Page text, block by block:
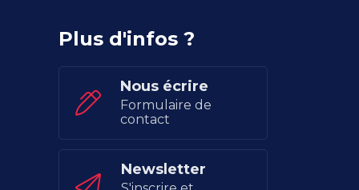
Plus d'infos ?
Nous écrire
Formulaire de
contact
Newsletter